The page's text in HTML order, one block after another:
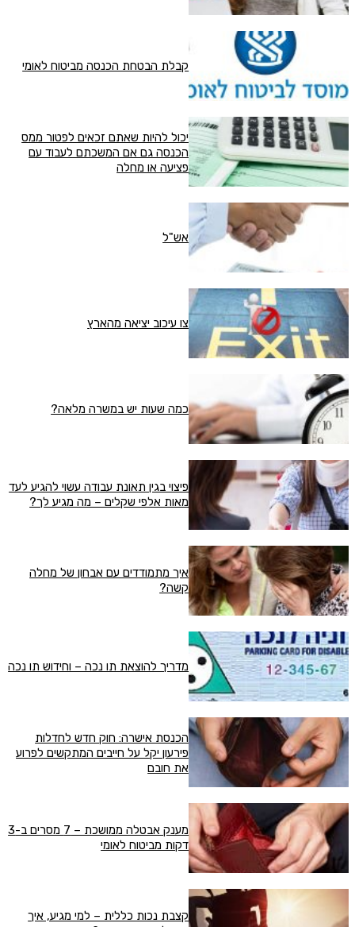
קבלת הבטחת הכנסה מביטוח לאומי
יכול להיות שאתם זכאים לפטור ממס
הכנסה גם אם המשכתם לעבוד עם
פציעה או מחלה
אש"ל
צו עיכוב יציאה מהארץ
כמה שעות יש במשרה מלאה?
פיצוי בגין תאונת עבודה עשוי להגיע לעד
מאות אלפי שקלים – מה מגיע לך?
איך מתמודדים עם אבחון של מחלה
קשה?
מדריך להוצאת תו נכה – וחידוש תו נכה
הכנסת אישרה: חוק חדש לחדלות
פירעון יקל על חייבים המתקשים לפרוע
את חובם
מענק אבטלה ממושכת – 7 מסרים ב-3
דקות מביטוח לאומי
קצבת נכות כללית – למי מגיע, איך